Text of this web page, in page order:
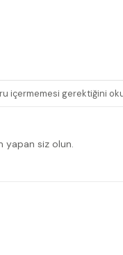
gerektiğini
yapan siz olun.